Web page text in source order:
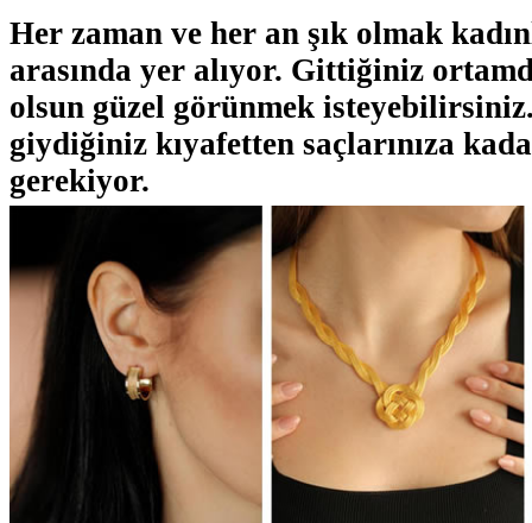
Her zaman ve her an şık olmak
arasında yer alıyor. Gittiğiniz
olsun güzel görünmek
giydiğiniz kıyafetten saçlarınıza
gerekiyor.